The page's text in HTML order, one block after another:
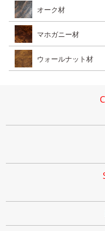
オーク材
マホガニー材
ウォールナット材